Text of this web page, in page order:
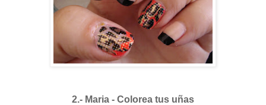
2.- Maria - Colorea tus uñas